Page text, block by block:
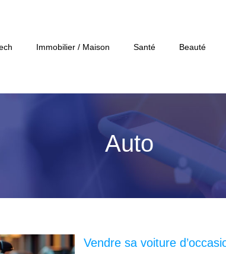
Immobilier / Maison Santé Beauté
Auto
Vendre sa voiture